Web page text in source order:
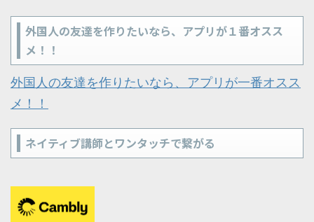
外国人の友達を作りたいなら、アプリが１番オスス
メ！！
外国人の友達を作りたいなら、アプリが一番オスス
メ！！
ネイティブ講師とワンタッチで繋がる